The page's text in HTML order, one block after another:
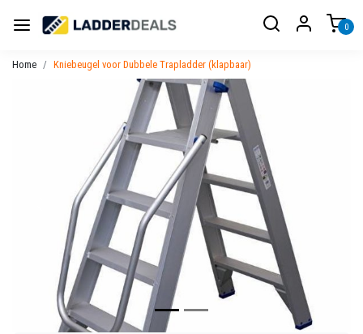
0
Home Kniebeugel voor Dubbele Trapladder (klapbaar)